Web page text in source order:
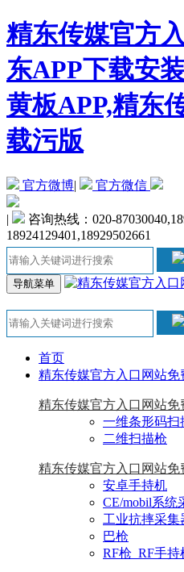
精东传媒官方
东APP下载安
黄板APP,精东
载污版
官方微博| 官方微信
|
咨询热线：020-
18924129401,18929502661
导航菜单
首页
精东传媒官方入口网站免
精东传媒官方入口网站
一维条形码扫
二维扫描枪
精东传媒官方入口网站
安卓手持机
CE/mobil系统
工业抗摔采集
巴枪
RF枪_RF手持